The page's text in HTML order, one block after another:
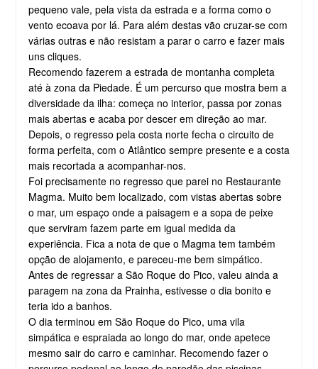
pequeno vale, pela vista da estrada e a forma como o
vento ecoava por lá. Para além destas vão cruzar-se com
várias outras e não resistam a parar o carro e fazer mais
uns cliques.
Recomendo fazerem a estrada de montanha completa
até à zona da Piedade. É um percurso que mostra bem a
diversidade da ilha: começa no interior, passa por zonas
mais abertas e acaba por descer em direção ao mar.
Depois, o regresso pela costa norte fecha o circuito de
forma perfeita, com o Atlântico sempre presente e a costa
mais recortada a acompanhar-nos.
Foi precisamente no regresso que parei no Restaurante
Magma. Muito bem localizado, com vistas abertas sobre
o mar, um espaço onde a paisagem e a sopa de peixe
que serviram fazem parte em igual medida da
experiência. Fica a nota de que o Magma tem também
opção de alojamento, e pareceu-me bem simpático.
Antes de regressar a São Roque do Pico, valeu ainda a
paragem na zona da Prainha, estivesse o dia bonito e
teria ido a banhos.
O dia terminou em São Roque do Pico, uma vila
simpática e espraiada ao longo do mar, onde apetece
mesmo sair do carro e caminhar. Recomendo fazer o